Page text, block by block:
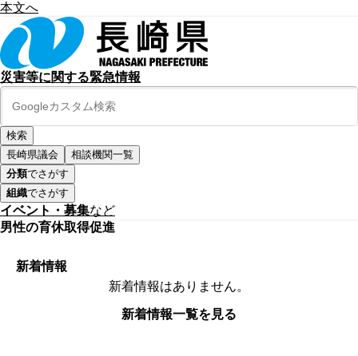
本文へ
災害等に関する緊急情報
長崎県議会
相談機関一覧
分類でさがす
組織でさがす
イベント・募集など
男性の育休取得促進
新着情報
新着情報はありません。
新着情報一覧を見る